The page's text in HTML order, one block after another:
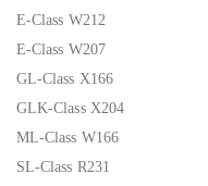
E-Class W212
E-Class W207
GL-Class X166
GLK-Class X204
ML-Class W166
SL-Class R231